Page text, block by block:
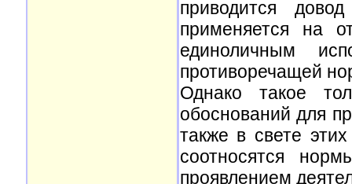
приводится
применяется на
единоличным
противоречащей
Однако такое
обоснований для
также в свете
соотносятся
проявлением